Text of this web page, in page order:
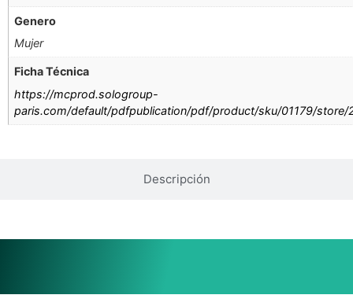
Descripción
Genero
Mujer
Ficha Técnica
https://mcprod.sologroup-
paris.com/default/pdfpublication/pdf/product/sku/01179/store/